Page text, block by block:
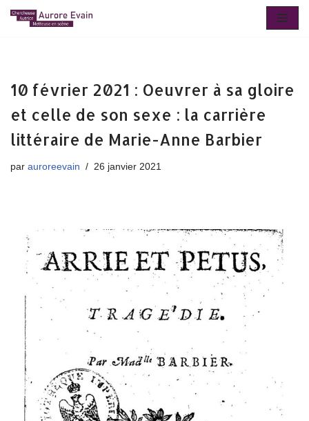
10 février 2021 : Oeuvrer à sa gloire
et celle de son sexe : la carrière
littéraire de Marie-Anne Barbier
par auroreevain 26 janvier 2021